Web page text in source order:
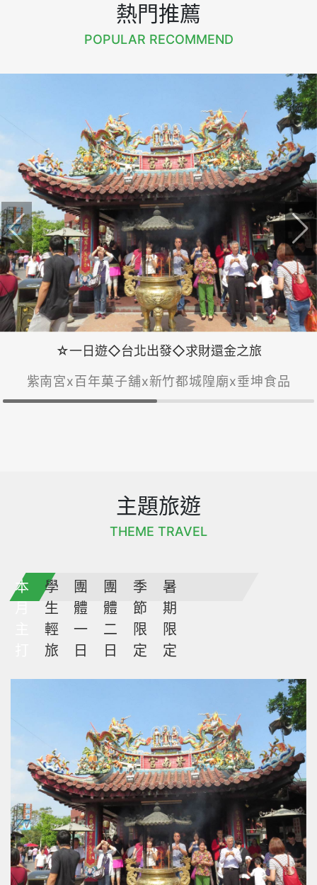
熱門推薦
POPULAR RECOMMEND
☆一日遊◇台北出發◇求財還金之旅
紫南宮x百年菓子舖x新竹都城隍廟x垂坤食品
本
學
生
輕
旅
團
體
一
日
團
體
二
日
季
節
限
定
暑
期
限
定
主題旅遊
THEME TRAVEL